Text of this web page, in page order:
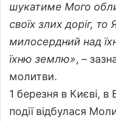
шукатиме Мого
своїх злих доріг,
милосердний над
їхню землю», –
молитви.
1 березня в Києві,
події відбулася